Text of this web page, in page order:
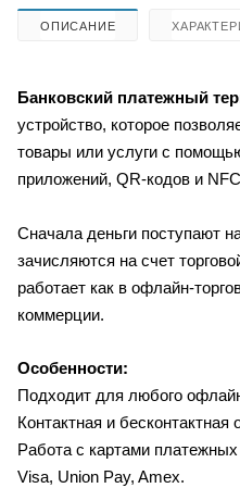
ОПИСАНИЕ
Банковский платежный
устройство, которое
товары или услуги с
приложений, QR‑кодов и
Сначала деньги поступают
зачисляются на счет
работает как в офлайн-
коммерции.
Особенности:
Подходит для любого
Контактная и бесконтактная
Работа с картами
Visa, Union Pay, Amex.